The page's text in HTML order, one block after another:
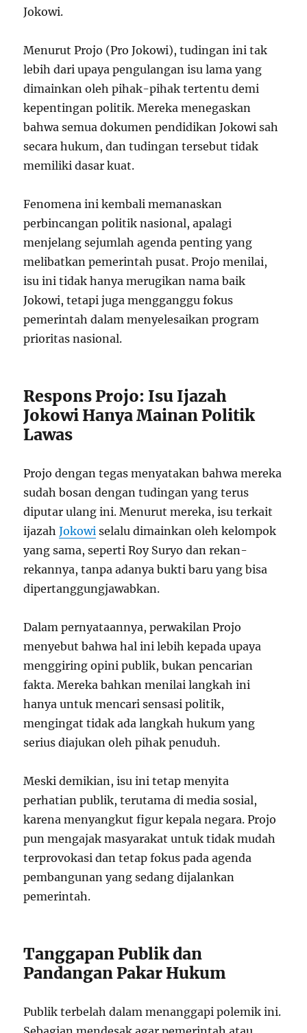
Jokowi.
Menurut Projo (Pro Jokowi), tudingan ini tak
lebih dari upaya pengulangan isu lama yang
dimainkan oleh pihak-pihak tertentu demi
kepentingan politik. Mereka menegaskan
bahwa semua dokumen pendidikan Jokowi sah
secara hukum, dan tudingan tersebut tidak
memiliki dasar kuat.
Fenomena ini kembali memanaskan
perbincangan politik nasional, apalagi
menjelang sejumlah agenda penting yang
melibatkan pemerintah pusat. Projo menilai,
isu ini tidak hanya merugikan nama baik
Jokowi, tetapi juga mengganggu fokus
pemerintah dalam menyelesaikan program
prioritas nasional.
Respons Projo: Isu Ijazah
Jokowi Hanya Mainan Politik
Lawas
Projo dengan tegas menyatakan bahwa mereka
sudah bosan dengan tudingan yang terus
diputar ulang ini. Menurut mereka, isu terkait
ijazahJokowi selalu dimainkan oleh kelompok
yang sama, seperti Roy Suryo dan rekan-
rekannya, tanpa adanya bukti baru yang bisa
dipertanggungjawabkan.
Dalam pernyataannya, perwakilan Projo
menyebut bahwa hal ini lebih kepada upaya
menggiring opini publik, bukan pencarian
fakta. Mereka bahkan menilai langkah ini
hanya untuk mencari sensasi politik,
mengingat tidak ada langkah hukum yang
serius diajukan oleh pihak penuduh.
Meski demikian, isu ini tetap menyita
perhatian publik, terutama di media sosial,
karena menyangkut figur kepala negara. Projo
pun mengajak masyarakat untuk tidak mudah
terprovokasi dan tetap fokus pada agenda
pembangunan yang sedang dijalankan
pemerintah.
Tanggapan Publik dan
Pandangan Pakar Hukum
Publik terbelah dalam menanggapi polemik ini.